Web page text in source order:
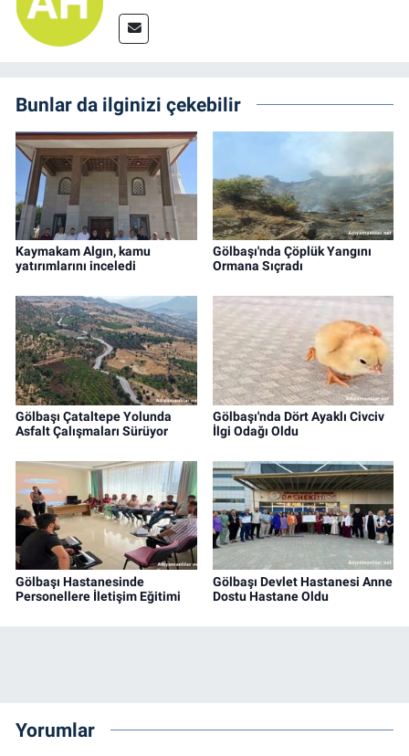
Bunlar da ilginizi çekebilir
Kaymakam Algın, kamu
yatırımlarını inceledi
Gölbaşı'nda Çöplük Yangını
Ormana Sıçradı
Gölbaşı Çataltepe Yolunda
Asfalt Çalışmaları Sürüyor
Gölbaşı'nda Dört Ayaklı Civciv
İlgi Odağı Oldu
Gölbaşı Hastanesinde
Personellere İletişim Eğitimi
Gölbaşı Devlet Hastanesi Anne
Dostu Hastane Oldu
Yorumlar